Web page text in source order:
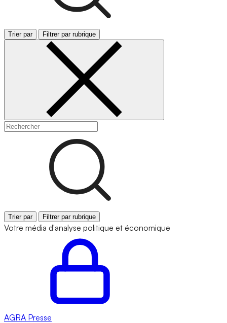
Trier par Filtrer par rubrique
Trier par Filtrer par rubrique
Votre média d'analyse politique et économique
AGRA Presse